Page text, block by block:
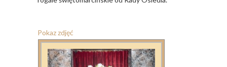
Pokaz zdjęć